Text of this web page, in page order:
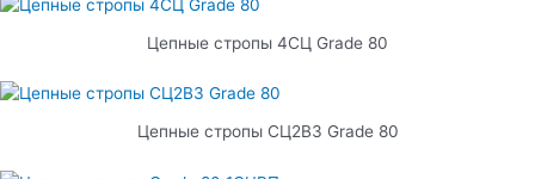
Цепные стропы 4СЦ Grade 80
Цепные стропы СЦ2В3 Grade 80